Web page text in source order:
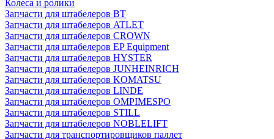
Колеса и ролики
Запчасти для штабелеров BT
Запчасти для штабелеров ATLET
Запчасти для штабелеров CROWN
Запчасти для штабелеров EP Equipment
Запчасти для штабелеров HYSTER
Запчасти для штабелеров JUNHEINRICH
Запчасти для штабелеров KOMATSU
Запчасти для штабелеров LINDE
Запчасти для штабелеров OMPIMESPO
Запчасти для штабелеров STILL
Запчасти для штабелеров NOBLELIFT
Запчасти для транспортировщиков паллет